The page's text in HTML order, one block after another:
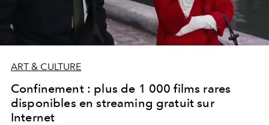
ART & CULTURE
Confinement : plus de 1 000 films rares
disponibles en streaming gratuit sur
Internet